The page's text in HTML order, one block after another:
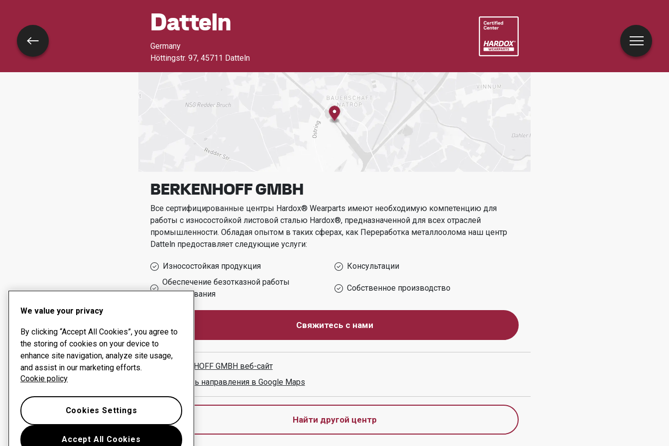
Datteln
Germany
Höttingstr. 97, 45711 Datteln
BERKENHOFF GMBH
Все сертифицированные центры Hardox® Wearparts имеют необходимую компетенцию для
работы с износостойкой листовой сталью Hardox®, предназначенной для всех отраслей
промышленности. Обладая опытом в таких сферах, как Переработка металлоолома наш центр
Dattelnпредоставляет следующие услуги:
Износостойкая продукция
Консультации
Обеспечение безотказной работы
оборудования
Собственное производство
Свяжитесь с нами
BERKENHOFF GMBH веб-сайт
Показать направления в Google Maps
Найти другой центр
Назад
We value your privacy
By clicking “Accept All Cookies”, you agree to
the storing of cookies on your device to
enhance site navigation, analyze site usage,
and assist in our marketing efforts.
Cookie policy
Accept All Cookies
Cookies Settings